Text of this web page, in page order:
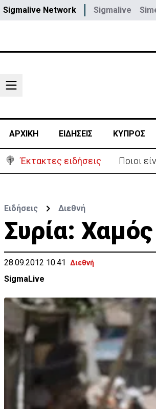
Sigmalive Network Sigmalive
ΑΡΧΙΚΗ ΕΙΔΗΣΕΙΣ ΚΥΠΡΟΣ
Έκτακτες ειδήσεις Υψηλές
Ειδήσεις Διεθνή
Συρία:
28.09.2012 10:41 Διεθνή
SigmaLive